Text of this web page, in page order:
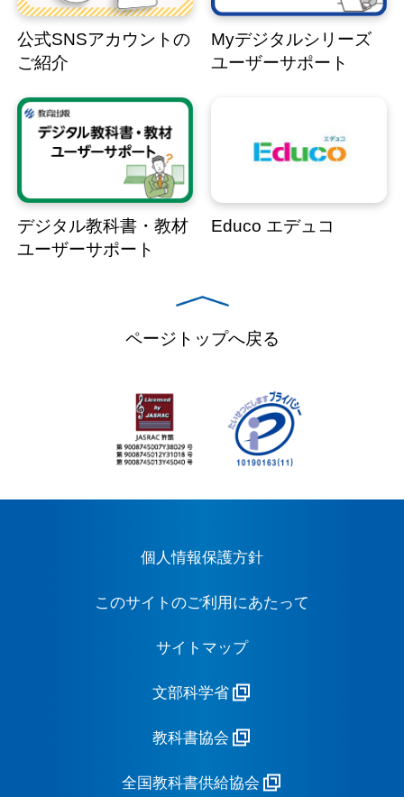
公式SNSアカウントの
ご紹介
Myデジタルシリーズ
ユーザーサポート
デジタル教科書・教材
ユーザーサポート
Educo エデュコ
ページトップへ戻る
個人情報保護方針
このサイトのご利用にあたって
サイトマップ
文部科学省
教科書協会
全国教科書供給協会